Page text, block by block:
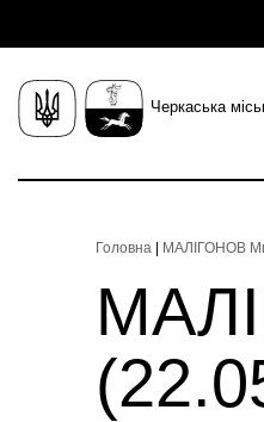
Черкаська
Головна МАЛІГОНОВ